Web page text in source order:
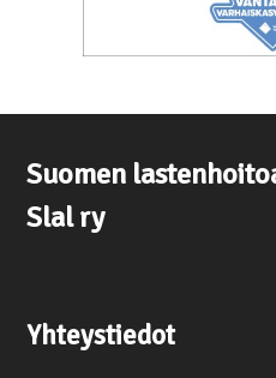
Suomen
Slal ry
Yhteystiedot